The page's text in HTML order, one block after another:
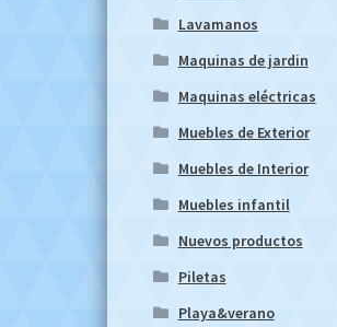
Lavamanos
Maquinas de jardin
Maquinas eléctricas
Muebles de Exterior
Muebles de Interior
Muebles infantil
Nuevos productos
Piletas
Playa&verano